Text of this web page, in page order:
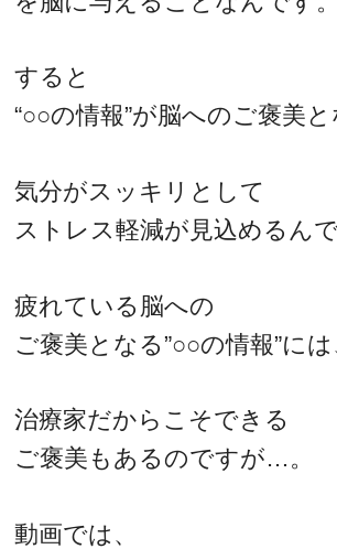
すると
“○○の情報”が脳へのご褒美と
気分がスッキリとして
ストレス軽減が見込めるんで
疲れている脳への
ご褒美となる”○○の情報”には
治療家だからこそできる
ご褒美もあるのですが…。
動画では、